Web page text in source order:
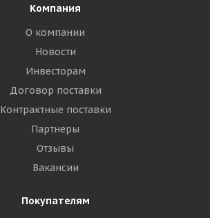
Компания
О компании
Новости
Инвесторам
Договор поставки
Контрактные поставки
Партнеры
Отзывы
Вакансии
Покупателям